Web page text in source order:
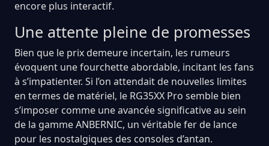
encore plus interactif.
Une attente pleine de promesses
Bien que le prix demeure incertain, les rumeurs
évoquent une fourchette abordable, incitant les fans
à s’impatienter. Si l’on attendait de nouvelles limites
en termes de matériel, le RG35XX Pro semble bien
s’imposer comme une avancée significative au sein
de la gamme ANBERNIC, un véritable fer de lance
pour les nostalgiques des consoles d’antan.